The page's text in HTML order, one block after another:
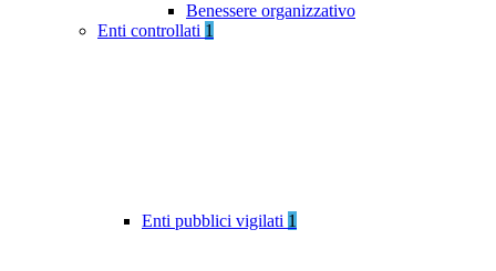
Benessere organizzativo
Enti controllati 1
Enti pubblici vigilati 1